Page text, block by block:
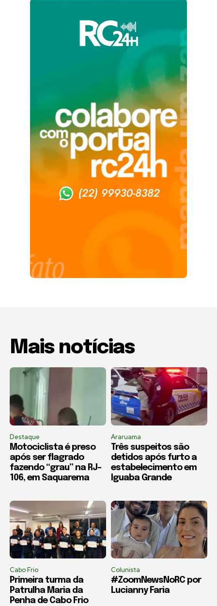
Mais notícias
Destaque
Motociclista é preso
após ser flagrado
fazendo “grau” na RJ-
106, em Saquarema
Araruama
Três suspeitos são
detidos após furto a
estabelecimento em
Iguaba Grande
Cabo Frio
Primeira turma da
Patrulha Maria da
Penha de Cabo Frio
Colunista
#ZoomNewsNoRC por
Lucianny Faria